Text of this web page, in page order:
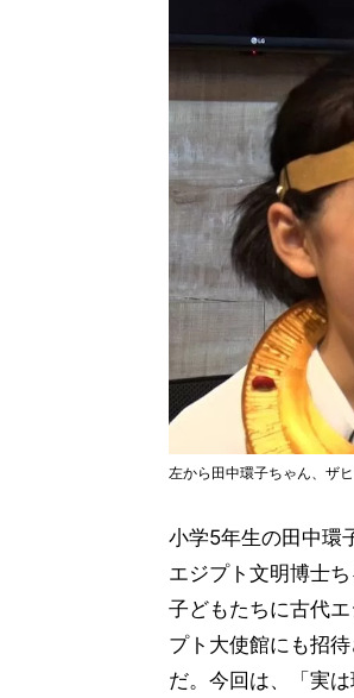
左から田中環子ちゃん、ザ
小学5年生の田中環
エジプト文明博士
子どもたちに古代
プト大使館にも招
だ。今回は、「実